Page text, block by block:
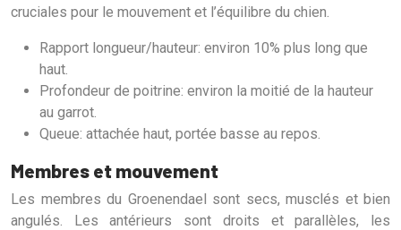
cruciales pour le mouvement et l’équilibre du chien.
Rapport longueur/hauteur: environ 10% plus long que
haut.
Profondeur de poitrine: environ la moitié de la hauteur
au garrot.
Queue: attachée haut, portée basse au repos.
Membres et mouvement
Les membres du Groenendael sont secs, musclés et bien
angulés. Les antérieurs sont droits et parallèles, les